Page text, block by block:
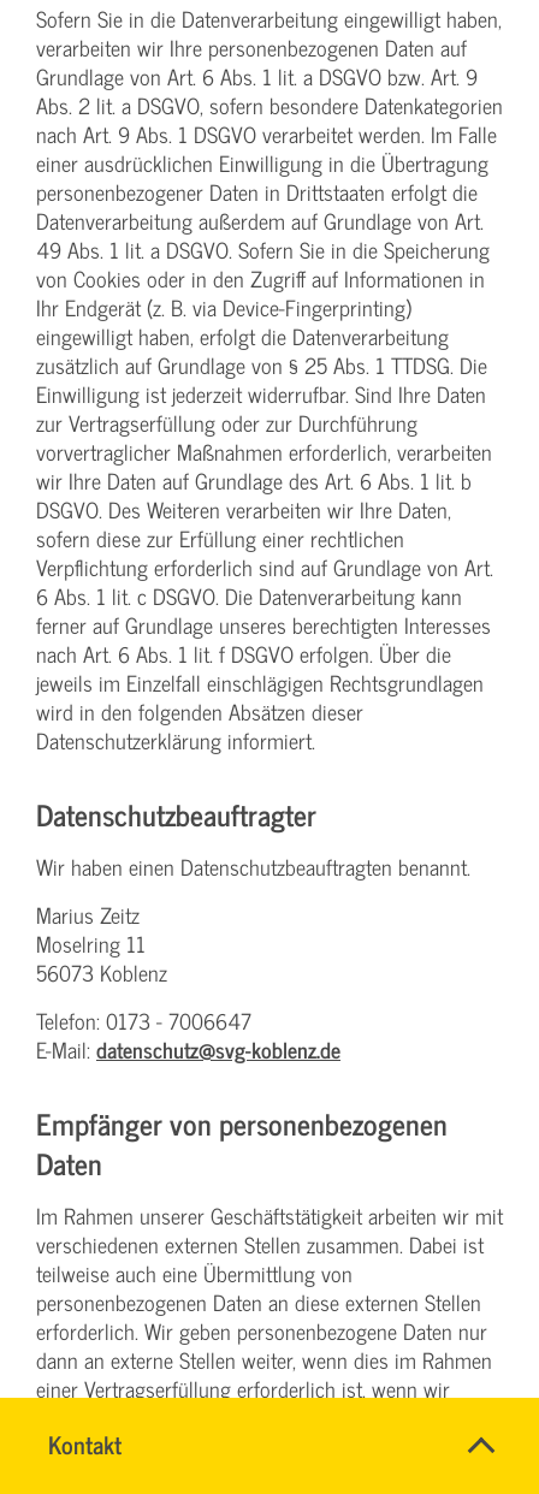
Kontakt
CHRISTINA
Name*
Schnell
&
Sofern Sie in die Datenverarbeitung eingewilligt haben,
verarbeiten wir Ihre personenbezogenen Daten auf
Grundlage von Art. 6 Abs. 1 lit. a DSGVO bzw. Art. 9
Abs. 2 lit. a DSGVO, sofern besondere Datenkategorien
nach Art. 9 Abs. 1 DSGVO verarbeitet werden. Im Falle
einer ausdrücklichen Einwilligung in die Übertragung
personenbezogener Daten in Drittstaaten erfolgt die
Datenverarbeitung außerdem auf Grundlage von Art.
49 Abs. 1 lit. a DSGVO. Sofern Sie in die Speicherung
von Cookies oder in den Zugriff auf Informationen in
Ihr Endgerät (z. B. via Device-Fingerprinting)
eingewilligt haben, erfolgt die Datenverarbeitung
zusätzlich auf Grundlage von § 25 Abs. 1 TTDSG. Die
Einwilligung ist jederzeit widerrufbar. Sind Ihre Daten
zur Vertragserfüllung oder zur Durchführung
vorvertraglicher Maßnahmen erforderlich, verarbeiten
wir Ihre Daten auf Grundlage des Art. 6 Abs. 1 lit. b
DSGVO. Des Weiteren verarbeiten wir Ihre Daten,
sofern diese zur Erfüllung einer rechtlichen
Verpflichtung erforderlich sind auf Grundlage von Art.
6 Abs. 1 lit. c DSGVO. Die Datenverarbeitung kann
ferner auf Grundlage unseres berechtigten Interesses
nach Art. 6 Abs. 1 lit. f DSGVO erfolgen. Über die
jeweils im Einzelfall einschlägigen Rechtsgrundlagen
wird in den folgenden Absätzen dieser
Datenschutzerklärung informiert.
Datenschutz­beauftragter
Wir haben einen Datenschutzbeauftragten benannt.
Marius Zeitz
Moselring 11
56073 Koblenz
Telefon: 0173 - 7006647
E-Mail: datenschutz@svg-koblenz.de
Empfänger von personenbezogenen
Daten
Im Rahmen unserer Geschäftstätigkeit arbeiten wir mit
verschiedenen externen Stellen zusammen. Dabei ist
teilweise auch eine Übermittlung von
personenbezogenen Daten an diese externen Stellen
erforderlich. Wir geben personenbezogene Daten nur
dann an externe Stellen weiter, wenn dies im Rahmen
einer Vertragserfüllung erforderlich ist, wenn wir
Daten an Steuerbehörden), wenn wir ein berechtigtes